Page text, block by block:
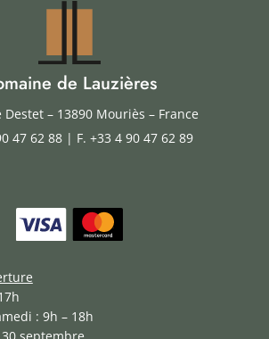
de Lauzières
Destet – 13890 Mouriès – France
47 62 88 | F. +33 4 90 47 62 89
: 9h – 18h